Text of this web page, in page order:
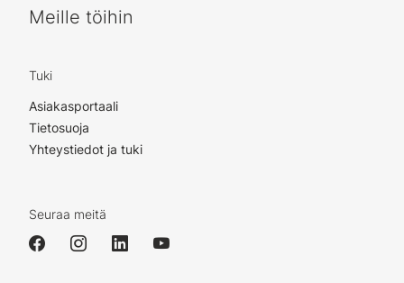
Meille töihin
Tuki
Asiakasportaali
Tietosuoja
Yhteystiedot ja tuki
Seuraa meitä